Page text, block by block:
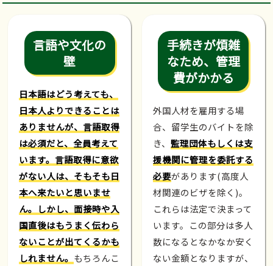
言語や文化の
壁
日本語はどう考えても、
日本人よりできることは
ありませんが、言語取得
は必須だと、全員考えて
います。言語取得に意欲
がない人は、そもそも日
本へ来たいと思いませ
ん。しかし、面接時や入
国直後はもうまく伝わら
ないことが出てくるかも
しれません。 もちろんこ
手続きが煩雑
なため、管理
費がかかる
外国人材を雇用する場
合、留学生のバイトを除
き、 監理団体もしくは支
援機関に管理を委託する
必要があります(高度人
材関連のビザを除く)。
これらは法定で決まって
います。この部分は多人
数になるとなかなか安く
ない金額となりますが、